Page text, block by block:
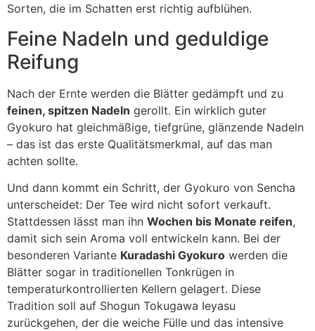
Sorten, die im Schatten erst richtig aufblühen.
Feine Nadeln und geduldige
Reifung
Nach der Ernte werden die Blätter gedämpft und zu
feinen, spitzen Nadeln gerollt. Ein wirklich guter
Gyokuro hat gleichmäßige, tiefgrüne, glänzende Nadeln
– das ist das erste Qualitätsmerkmal, auf das man
achten sollte.
Und dann kommt ein Schritt, der Gyokuro von Sencha
unterscheidet: Der Tee wird nicht sofort verkauft.
Stattdessen lässt man ihn Wochen bis Monate reifen,
damit sich sein Aroma voll entwickeln kann. Bei der
besonderen Variante Kuradashi Gyokuro werden die
Blätter sogar in traditionellen Tonkrügen in
temperaturkontrollierten Kellern gelagert. Diese
Tradition soll auf Shogun Tokugawa Ieyasu
zurückgehen, der die weiche Fülle und das intensive